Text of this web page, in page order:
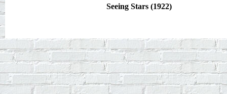
Seeing Stars (1922)